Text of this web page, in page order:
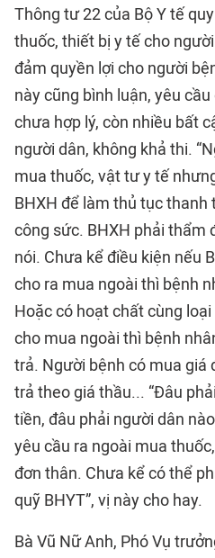
Thông tư 22 của Bộ Y tế
thuốc, thiết bị y tế cho
đảm quyền lợi cho người
này cũng bình luận, yêu
chưa hợp lý, còn nhiều bất
người dân, không khả thi.
mua thuốc, vật tư y tế
BHXH để làm thủ tục
công sức. BHXH phải thẩm
nói. Chưa kể điều kiện nếu
cho ra mua ngoài thì bệnh
Hoặc có hoạt chất cùng
cho mua ngoài thì bệnh
trả. Người bệnh có mua giá
trả theo giá thầu... “Đâu
tiền, đâu phải người dân
yêu cầu ra ngoài mua
đơn thân. Chưa kể có thể
quỹ BHYT”, vị này cho hay.
Bà Vũ Nữ Anh, Phó Vụ